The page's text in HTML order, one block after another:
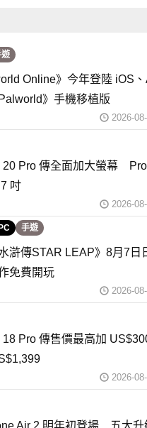
Online》今年登陸 iOS
》手機移植版
2026-
20 Pro 傳全面加大螢幕
吋
2026-
手遊
水滸傳STAR LEAP》8月7
免費開玩
2026-
18 Pro 傳售價最高加
2026-
Air 2 明年初登場 五大升